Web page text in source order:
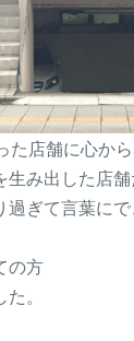
店舗に心から
み出した店
ぎて言葉にで
の方
。